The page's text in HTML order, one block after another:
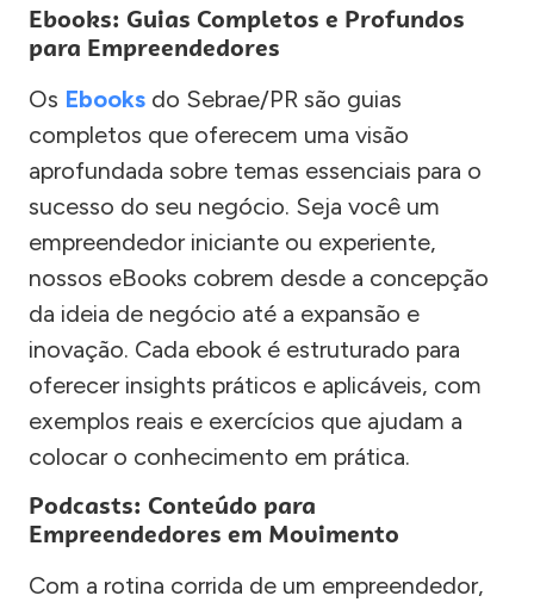
Ebooks: Guias Completos e Profundos
para Empreendedores
Os Ebooks do Sebrae/PR são guias
completos que oferecem uma visão
aprofundada sobre temas essenciais para o
sucesso do seu negócio. Seja você um
empreendedor iniciante ou experiente,
nossos eBooks cobrem desde a concepção
da ideia de negócio até a expansão e
inovação. Cada ebook é estruturado para
oferecer insights práticos e aplicáveis, com
exemplos reais e exercícios que ajudam a
colocar o conhecimento em prática.
Podcasts: Conteúdo para
Empreendedores em Movimento
Com a rotina corrida de um empreendedor,